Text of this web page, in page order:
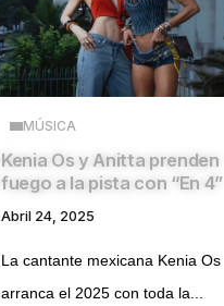
MÚSICA
Kenia Os y Anitta prenden
fuego a la pista con “En 4”
Abril 24, 2025
La cantante mexicana Kenia Os
arranca el 2025 con toda la...